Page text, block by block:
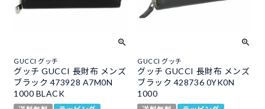
GUCCI グッチ
グッチ GUCCI 長財布 メンズ
ブラック 473928 A7M0N
1000 BLACK
GUCCI グッチ
グッチ GUCCI 長財布 メンズ
ブラック 428736 0YK0N
1000